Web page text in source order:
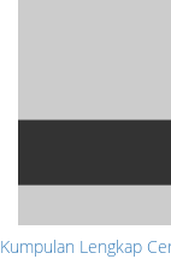
Kumpulan Lengkap